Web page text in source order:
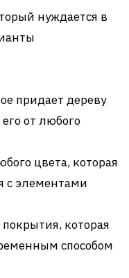
нуждается в
придает дереву
от любого
цвета, которая
с элементами
которая
способом